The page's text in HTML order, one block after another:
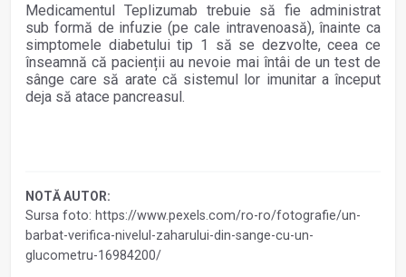
Medicamentul Teplizumab trebuie să fie administrat
sub formă de infuzie (pe cale intravenoasă), înainte ca
simptomele diabetului tip 1 să se dezvolte, ceea ce
înseamnă că pacienții au nevoie mai întâi de un test de
sânge care să arate că sistemul lor imunitar a început
deja să atace pancreasul.
NOTĂ AUTOR:
Sursa foto: https://www.pexels.com/ro-ro/fotografie/un-
barbat-verifica-nivelul-zaharului-din-sange-cu-un-
glucometru-16984200/